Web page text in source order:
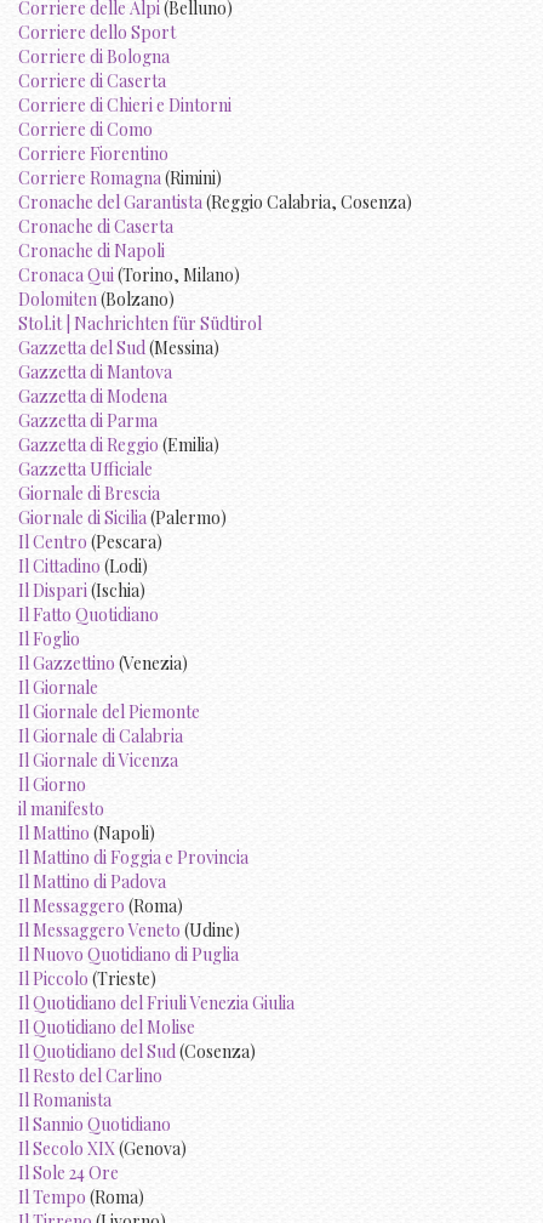
Corriere delle Alpi(Belluno)
Corriere dello Sport
Corriere di Bologna
Corriere di Caserta
Corriere di Chieri e Dintorni
Corriere di Como
Corriere Fiorentino
Corriere Romagna(Rimini)
Cronache del Garantista(Reggio Calabria, Cosenza)
Cronache di Caserta
Cronache di Napoli
Cronaca Qui(Torino, Milano)
Dolomiten(Bolzano)
Stol.it | Nachrichten für Südtirol
Gazzetta del Sud(Messina)
Gazzetta di Mantova
Gazzetta di Modena
Gazzetta di Parma
Gazzetta di Reggio (Emilia)
Gazzetta Ufficiale
Giornale di Brescia
Giornale di Sicilia(Palermo)
Il Centro (Pescara)
Il Cittadino (Lodi)
Il Dispari(Ischia)
Il Fatto Quotidiano
Il Foglio
Il Gazzettino (Venezia)
Il Giornale
Il Giornale del Piemonte
Il Giornale di Calabria
Il Giornale di Vicenza
Il Giorno
il manifesto
Il Mattino (Napoli)
Il Mattino di Foggia e Provincia
Il Mattino di Padova
Il Messaggero (Roma)
Il Messaggero Veneto (Udine)
Il Nuovo Quotidiano di Puglia
Il Piccolo (Trieste)
Il Quotidiano del Friuli Venezia Giulia
Il Quotidiano del Molise
Il Quotidiano del Sud(Cosenza)
Il Resto del Carlino
Il Romanista
Il Sannio Quotidiano
Il Secolo XIX(Genova)
Il Sole 24 Ore
Il Tempo (Roma)